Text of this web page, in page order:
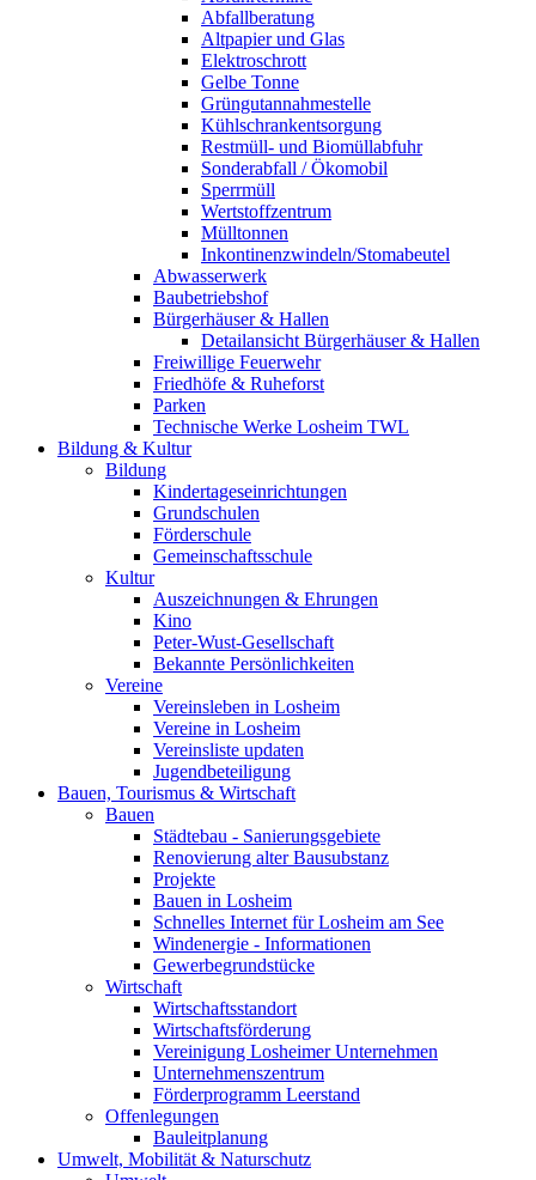
Abfallberatung
Altpapier und Glas
Elektroschrott
Gelbe Tonne
Grüngutannahmestelle
Kühlschrankentsorgung
Restmüll- und Biomüllabfuhr
Sonderabfall / Ökomobil
Sperrmüll
Wertstoffzentrum
Mülltonnen
Inkontinenzwindeln/Stomabeutel
Abwasserwerk
Baubetriebshof
Bürgerhäuser & Hallen
Detailansicht Bürgerhäuser & Hallen
Freiwillige Feuerwehr
Friedhöfe & Ruheforst
Parken
Technische Werke Losheim TWL
Bildung & Kultur
Bildung
Kindertageseinrichtungen
Grundschulen
Förderschule
Gemeinschaftsschule
Kultur
Auszeichnungen & Ehrungen
Kino
Peter-Wust-Gesellschaft
Bekannte Persönlichkeiten
Vereine
Vereinsleben in Losheim
Vereine in Losheim
Vereinsliste updaten
Jugendbeteiligung
Bauen, Tourismus & Wirtschaft
Bauen
Städtebau - Sanierungsgebiete
Renovierung alter Bausubstanz
Projekte
Bauen in Losheim
Schnelles Internet für Losheim am See
Windenergie - Informationen
Gewerbegrundstücke
Wirtschaft
Wirtschaftsstandort
Wirtschaftsförderung
Vereinigung Losheimer Unternehmen
Unternehmenszentrum
Förderprogramm Leerstand
Offenlegungen
Bauleitplanung
Umwelt, Mobilität & Naturschutz